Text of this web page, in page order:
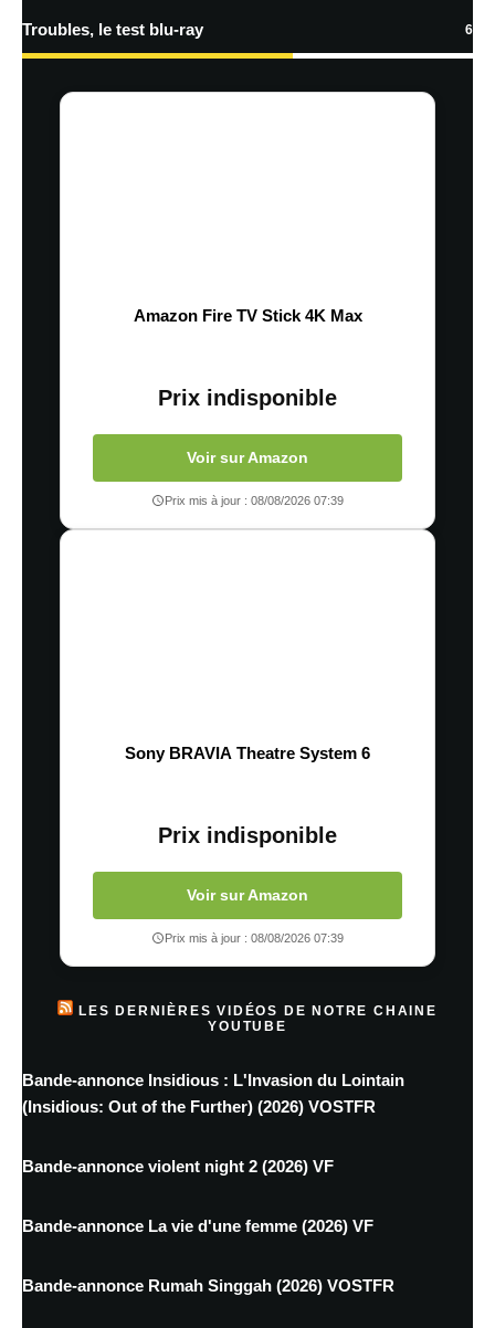
Troubles, le test blu-ray 6
Amazon Fire TV Stick 4K Max
Prix indisponible
Voir sur Amazon
Prix mis à jour : 08/08/2026 07:39
Sony BRAVIA Theatre System 6
Prix indisponible
Voir sur Amazon
Prix mis à jour : 08/08/2026 07:39
LES DERNIÈRES VIDÉOS DE NOTRE CHAINE
YOUTUBE
Bande-annonce Insidious : L'Invasion du Lointain
(Insidious: Out of the Further) (2026) VOSTFR
Bande-annonce violent night 2 (2026) VF
Bande-annonce La vie d'une femme (2026) VF
Bande-annonce Rumah Singgah (2026) VOSTFR